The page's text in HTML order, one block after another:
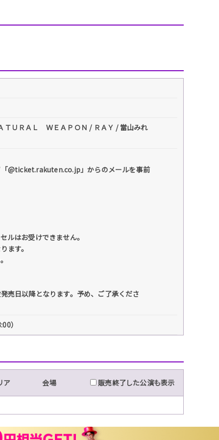
ＴＵＲＡＬ ＷＥＡＰＯＮ / ＲＡＹ / 當山みれ
@ticket.rakuten.co.jp」からのメールを事前
ルはお受けできません。
ます。
売日以降となります。予め、ご了承くださ
）
ア 会場 販売終了した公演も表示